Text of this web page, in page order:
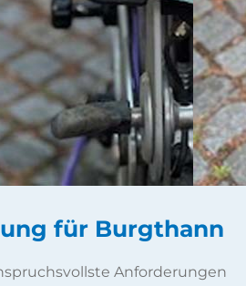
für Burgthann
Anforderungen